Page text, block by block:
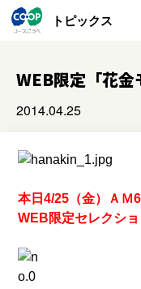
トピックス
WEB限定「花金
2014.04.25
本日4/25（金）ＡＭ
WEB限定セレクシ